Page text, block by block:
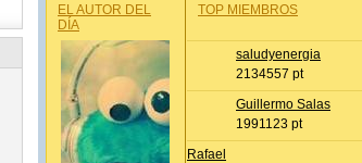
EL AUTOR DEL
DÍA
TOP MIEMBROS
saludyenergia
2134557 pt
Guillermo Salas
1991123 pt
Rafael